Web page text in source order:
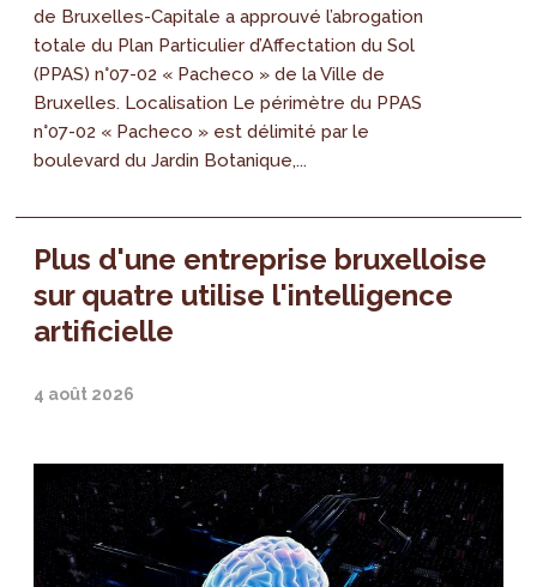
de Bruxelles-Capitale a approuvé l’abrogation
totale du Plan Particulier d’Affectation du Sol
(PPAS) n°07-02 « Pacheco » de la Ville de
Bruxelles. Localisation Le périmètre du PPAS
n°07-02 « Pacheco » est délimité par le
boulevard du Jardin Botanique,...
Plus d'une entreprise bruxelloise
sur quatre utilise l'intelligence
artificielle
4 août 2026